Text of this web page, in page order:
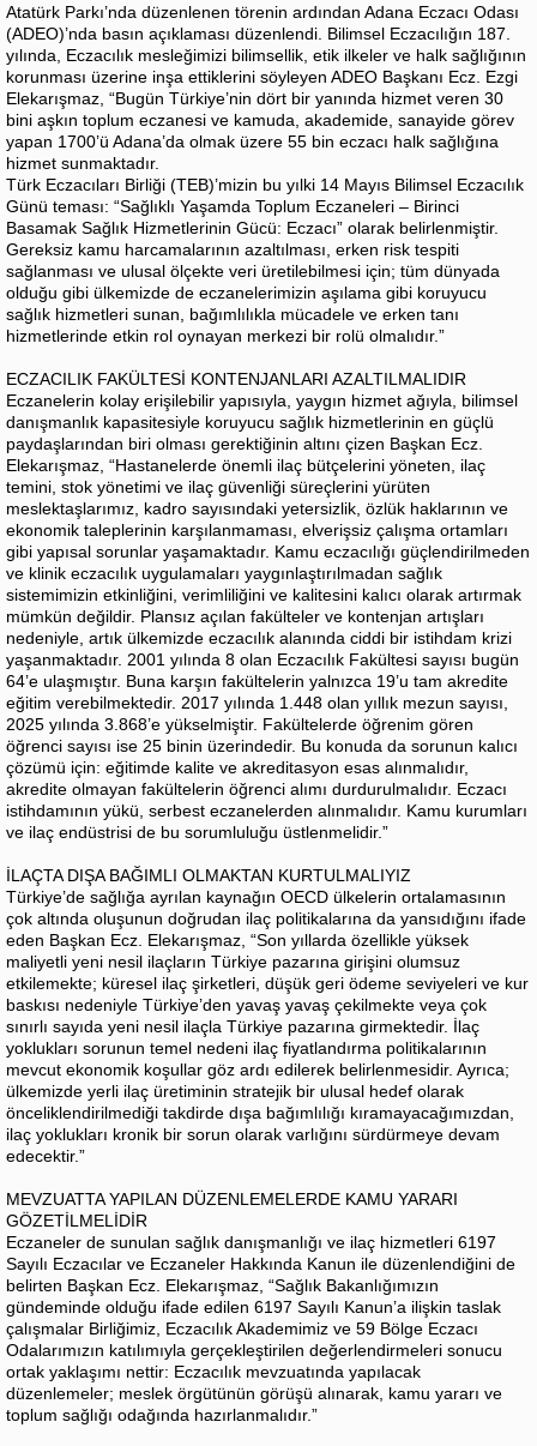
Atatürk Parkı’nda düzenlenen törenin ardından Adana Eczacı Odası
(ADEO)’nda basın açıklaması düzenlendi. Bilimsel Eczacılığın 187.
yılında, Eczacılık mesleğimizi bilimsellik, etik ilkeler ve halk sağlığının
korunması üzerine inşa ettiklerini söyleyen ADEO Başkanı Ecz. Ezgi
Elekarışmaz, “Bugün Türkiye’nin dört bir yanında hizmet veren 30
bini aşkın toplum eczanesi ve kamuda, akademide, sanayide görev
yapan 1700’ü Adana’da olmak üzere 55 bin eczacı halk sağlığına
hizmet sunmaktadır.
Türk Eczacıları Birliği (TEB)’mizin bu yılki 14 Mayıs Bilimsel Eczacılık
Günü teması: “Sağlıklı Yaşamda Toplum Eczaneleri – Birinci
Basamak Sağlık Hizmetlerinin Gücü: Eczacı” olarak belirlenmiştir.
Gereksiz kamu harcamalarının azaltılması, erken risk tespiti
sağlanması ve ulusal ölçekte veri üretilebilmesi için; tüm dünyada
olduğu gibi ülkemizde de eczanelerimizin aşılama gibi koruyucu
sağlık hizmetleri sunan, bağımlılıkla mücadele ve erken tanı
hizmetlerinde etkin rol oynayan merkezi bir rolü olmalıdır.”
ECZACILIK FAKÜLTESİ KONTENJANLARI AZALTILMALIDIR
Eczanelerin kolay erişilebilir yapısıyla, yaygın hizmet ağıyla, bilimsel
danışmanlık kapasitesiyle koruyucu sağlık hizmetlerinin en güçlü
paydaşlarından biri olması gerektiğinin altını çizen Başkan Ecz.
Elekarışmaz, “Hastanelerde önemli ilaç bütçelerini yöneten, ilaç
temini, stok yönetimi ve ilaç güvenliği süreçlerini yürüten
meslektaşlarımız, kadro sayısındaki yetersizlik, özlük haklarının ve
ekonomik taleplerinin karşılanmaması, elverişsiz çalışma ortamları
gibi yapısal sorunlar yaşamaktadır. Kamu eczacılığı güçlendirilmeden
ve klinik eczacılık uygulamaları yaygınlaştırılmadan sağlık
sistemimizin etkinliğini, verimliliğini ve kalitesini kalıcı olarak artırmak
mümkün değildir. Plansız açılan fakülteler ve kontenjan artışları
nedeniyle, artık ülkemizde eczacılık alanında ciddi bir istihdam krizi
yaşanmaktadır. 2001 yılında 8 olan Eczacılık Fakültesi sayısı bugün
64’e ulaşmıştır. Buna karşın fakültelerin yalnızca 19’u tam akredite
eğitim verebilmektedir. 2017 yılında 1.448 olan yıllık mezun sayısı,
2025 yılında 3.868’e yükselmiştir. Fakültelerde öğrenim gören
öğrenci sayısı ise 25 binin üzerindedir. Bu konuda da sorunun kalıcı
çözümü için: eğitimde kalite ve akreditasyon esas alınmalıdır,
akredite olmayan fakültelerin öğrenci alımı durdurulmalıdır. Eczacı
istihdamının yükü, serbest eczanelerden alınmalıdır. Kamu kurumları
ve ilaç endüstrisi de bu sorumluluğu üstlenmelidir.”
İLAÇTA DIŞA BAĞIMLI OLMAKTAN KURTULMALIYIZ
Türkiye’de sağlığa ayrılan kaynağın OECD ülkelerin ortalamasının
çok altında oluşunun doğrudan ilaç politikalarına da yansıdığını ifade
eden Başkan Ecz. Elekarışmaz, “Son yıllarda özellikle yüksek
maliyetli yeni nesil ilaçların Türkiye pazarına girişini olumsuz
etkilemekte; küresel ilaç şirketleri, düşük geri ödeme seviyeleri ve kur
baskısı nedeniyle Türkiye’den yavaş yavaş çekilmekte veya çok
sınırlı sayıda yeni nesil ilaçla Türkiye pazarına girmektedir. İlaç
yoklukları sorunun temel nedeni ilaç fiyatlandırma politikalarının
mevcut ekonomik koşullar göz ardı edilerek belirlenmesidir. Ayrıca;
ülkemizde yerli ilaç üretiminin stratejik bir ulusal hedef olarak
önceliklendirilmediği takdirde dışa bağımlılığı kıramayacağımızdan,
ilaç yoklukları kronik bir sorun olarak varlığını sürdürmeye devam
edecektir.”
MEVZUATTA YAPILAN DÜZENLEMELERDE KAMU YARARI
GÖZETİLMELİDİR
Eczaneler de sunulan sağlık danışmanlığı ve ilaç hizmetleri 6197
Sayılı Eczacılar ve Eczaneler Hakkında Kanun ile düzenlendiğini de
belirten Başkan Ecz. Elekarışmaz, “Sağlık Bakanlığımızın
gündeminde olduğu ifade edilen 6197 Sayılı Kanun’a ilişkin taslak
çalışmalar Birliğimiz, Eczacılık Akademimiz ve 59 Bölge Eczacı
Odalarımızın katılımıyla gerçekleştirilen değerlendirmeleri sonucu
ortak yaklaşımı nettir: Eczacılık mevzuatında yapılacak
düzenlemeler; meslek örgütünün görüşü alınarak, kamu yararı ve
toplum sağlığı odağında hazırlanmalıdır.”